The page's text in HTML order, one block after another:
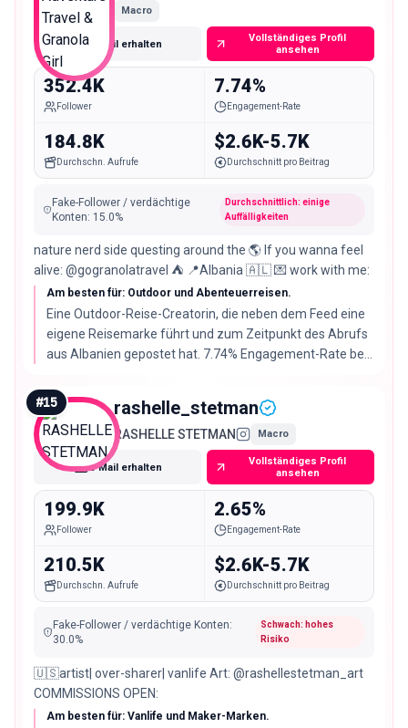
Macro
E-Mail erhalten
Vollständiges Profil
ansehen
352.4K
Follower
7.74%
Engagement-Rate
184.8K
Durchschn. Aufrufe
$2.6K-5.7K
Durchschnitt pro Beitrag
Fake-Follower / verdächtige
Konten: 15.0%
Durchschnittlich: einige
Auffälligkeiten
nature nerd side questing around the 🌎 If you wanna feel
alive: @gogranolatravel ⛺️ 📍Albania 🇦🇱 💌 work with me:
Am besten für: Outdoor und Abenteuerreisen.
Eine Outdoor-Reise-Creatorin, die neben dem Feed eine
eigene Reisemarke führt und zum Zeitpunkt des Abrufs
aus Albanien gepostet hat. 7.74% Engagement-Rate bei
#15 rashelle_stetman
RASHELLE STETMAN Macro
E-Mail erhalten
Vollständiges Profil
ansehen
199.9K
Follower
2.65%
Engagement-Rate
210.5K
Durchschn. Aufrufe
$2.6K-5.7K
Durchschnitt pro Beitrag
Fake-Follower / verdächtige Konten:
30.0%
Schwach: hohes
Risiko
🇺🇸artist| over-sharer| vanlife Art: @rashellestetman_art
COMMISSIONS OPEN:
Am besten für: Vanlife und Maker-Marken.